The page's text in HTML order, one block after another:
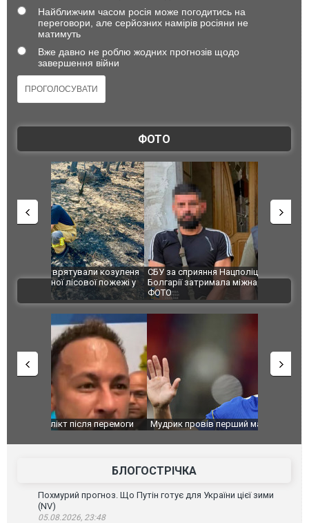
Найближчим часом росія може погодитись на
переговори, але серйозних намірів росіяни не
матимуть
Вже давно не роблю жодних прогнозів щодо
завершення війни
ФОТО
пожежі у
СБУ за сприяння Нацполіції та правоохоронців
Болгарії затримала міжнародного наркобарона.
ФОТО
Росіяни
одна
ВІДЕО
Мудрик провів перший матч за "Челсі" після
під час
Франції
БЛОГОСТРІЧКА
Похмурий прогноз. Що Путін готує для України цієї зими
(NV)
05.08.2026, 23:48